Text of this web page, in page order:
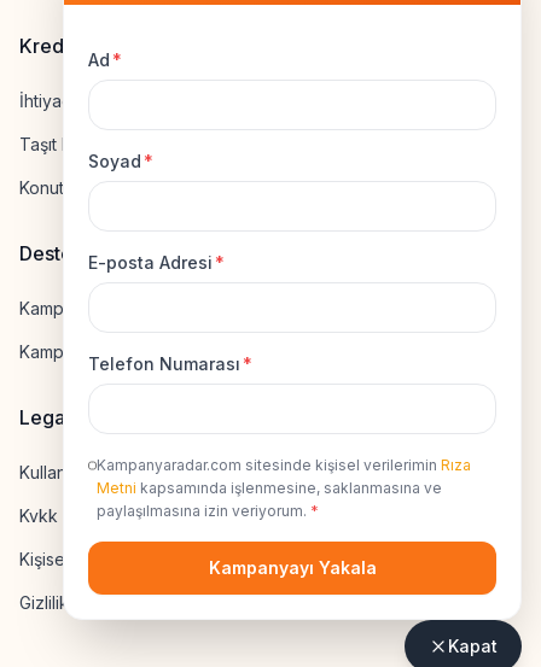
Ad *
Soyad *
E-posta Adresi *
Telefon Numarası *
Kampanyaradar.com sitesinde kişisel verilerimin Rıza
Metni kapsamında işlenmesine, saklanmasına ve
paylaşılmasına izin veriyorum. *
Kampanyayı Yakala
Kapat
Kredi Hesapla
İhtiyaç Kredisi Hesapla
Taşıt Kredisi Hesapla
Konut Kredisi Hesapla
Destek
Kampanya Gönderme
Kampanyaya Katılma
Legal
Kullanıcı Sözleşmesi
Kvkk Uyumluluk
Kişisel Veri İzni
Gizlilik Sözleşmesi